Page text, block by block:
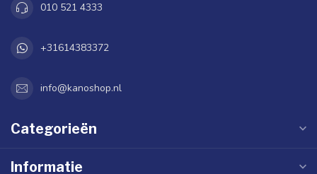
010 521 4333
+31614383372
info@kanoshop.nl
Categorieën
Informatie